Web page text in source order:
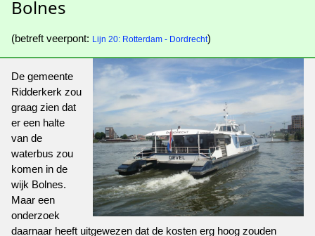
Bolnes
(betreft veerpont: Lijn 20: Rotterdam - Dordrecht)
De gemeente
Ridderkerk zou
graag zien dat
er een halte
van de
waterbus zou
komen in de
wijk Bolnes.
Maar een
onderzoek
daarnaar heeft uitgewezen dat de kosten erg hoog zouden